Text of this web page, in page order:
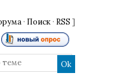
· Поиск · RSS ]